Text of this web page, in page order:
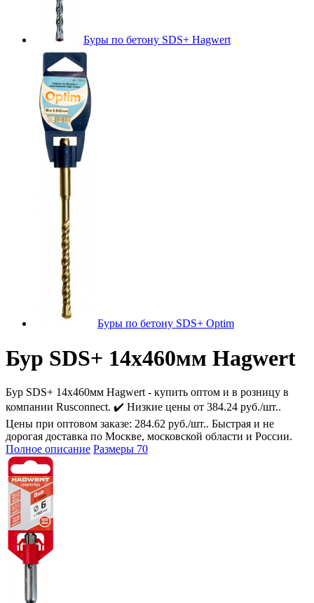
Буры по бетону SDS+ Hagwert
Буры по бетону SDS+ Optim
Бур SDS+ 14х460мм Hagwert
Бур SDS+ 14х460мм Hagwert - купить оптом и в розницу в
компании Rusconnect. ✔️ Низкие цены от 384.24 руб./шт..
Цены при оптовом заказе: 284.62 руб./шт.. Быстрая и не
дорогая доставка по Москве, московской области и России.
Полное описание Размеры 70